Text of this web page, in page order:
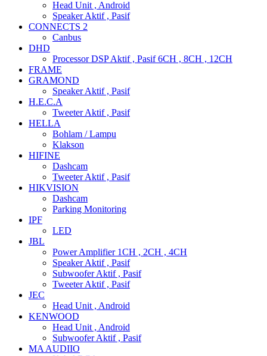
Head Unit , Android
Speaker Aktif , Pasif
CONNECTS 2
Canbus
DHD
Processor DSP Aktif , Pasif 6CH , 8CH , 12CH
FRAME
GRAMOND
Speaker Aktif , Pasif
H.E.C.A
Tweeter Aktif , Pasif
HELLA
Bohlam / Lampu
Klakson
HIFINE
Dashcam
Tweeter Aktif , Pasif
HIKVISION
Dashcam
Parking Monitoring
IPF
LED
JBL
Power Amplifier 1CH , 2CH , 4CH
Speaker Aktif , Pasif
Subwoofer Aktif , Pasif
Tweeter Aktif , Pasif
JEC
Head Unit , Android
KENWOOD
Head Unit , Android
Subwoofer Aktif , Pasif
MA AUDIIO